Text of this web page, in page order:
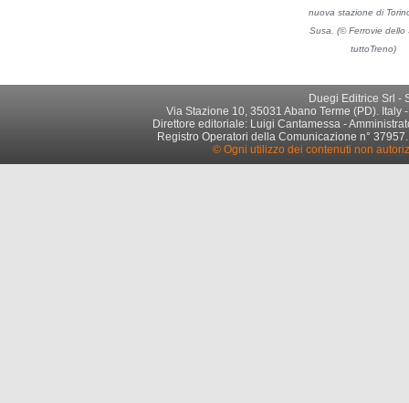
nuova stazione di
Susa. (© Ferrovie dello
tuttoTreno)
Duegi Editrice Srl -
Via Stazione 10, 35031 Abano Terme (PD).
Direttore editoriale: Luigi Cantamessa -
Registro Operatori della Comunicazione n°
© Ogni utilizzo dei contenuti non